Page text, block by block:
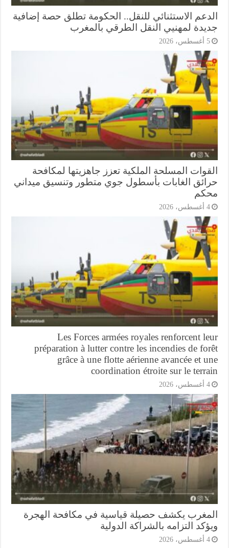
الاستثنائي للنقل.. الحكومة تطلق حصة إضافية
لمهنيي النقل الطرقي بالمغرب
المسلحة الملكية تعزز جاهزيتها لمكافحة
الغابات بأسطول جوي متطور وتنسيق ميداني
Les Forces armées royales renforcent
préparation à lutter contre les incendies de
grâce à une flotte aérienne avancée et
coordination étroite sur le
يكشف حصيلة قياسية في مكافحة الهجرة
التزامه بالشراكة الدولية